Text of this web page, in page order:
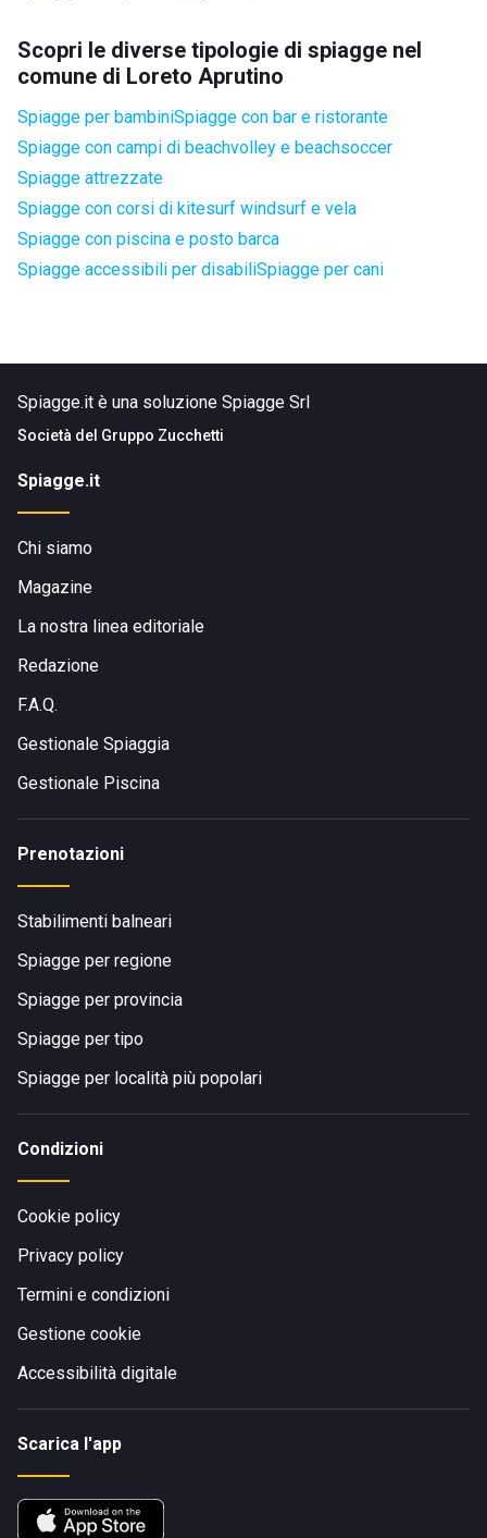
Scopri le diverse tipologie di spiagge nel
comune di Loreto Aprutino
Spiagge per bambiniSpiagge con bar e ristorante
Spiagge con campi di beachvolley e beachsoccer
Spiagge attrezzate
Spiagge con corsi di kitesurf windsurf e vela
Spiagge con piscina e posto barca
Spiagge accessibili per disabiliSpiagge per cani
Spiagge.it è una soluzione Spiagge Srl
Società del Gruppo Zucchetti
Spiagge.it
Chi siamo
Magazine
La nostra linea editoriale
Redazione
F.A.Q.
Gestionale Spiaggia
Gestionale Piscina
Prenotazioni
Stabilimenti balneari
Spiagge per regione
Spiagge per provincia
Spiagge per tipo
Spiagge per località più popolari
Condizioni
Cookie policy
Privacy policy
Termini e condizioni
Gestione cookie
Accessibilità digitale
Scarica l'app